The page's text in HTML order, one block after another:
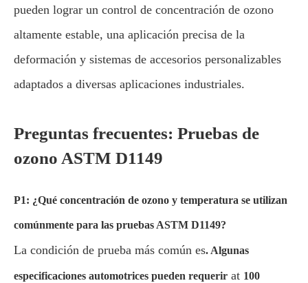
pueden lograr un control de concentración de ozono
altamente estable, una aplicación precisa de la
deformación y sistemas de accesorios personalizables
adaptados a diversas aplicaciones industriales.
Preguntas frecuentes: Pruebas de
ozono ASTM D1149
P1: ¿Qué concentración de ozono y temperatura se utilizan
comúnmente para las pruebas ASTM D1149?
La condición de prueba más común es. Algunas
especificaciones automotrices pueden requerir at 100